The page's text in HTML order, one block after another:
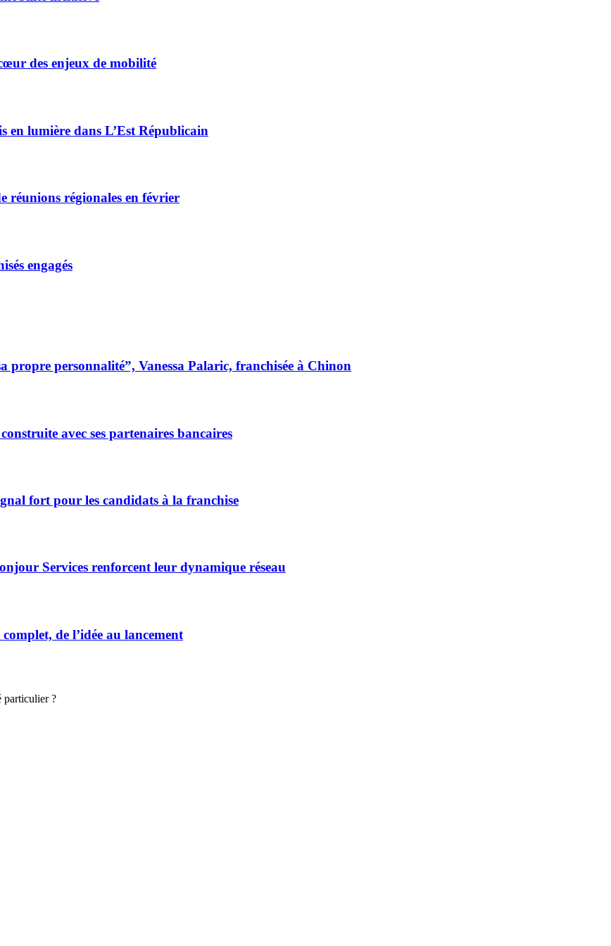
des enjeux de mobilité
en lumière dans L’Est Républicain
réunions régionales en février
engagés
propre personnalité”, Vanessa Palaric, franchisée à Chinon
avec ses partenaires bancaires
fort pour les candidats à la franchise
Services renforcent leur dynamique réseau
de l’idée au lancement
particulier ?